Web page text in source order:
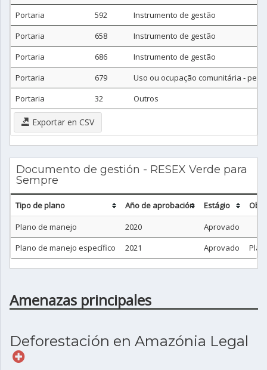
Portaria
592
Instrumento de gestão
Portaria
658
Instrumento de gestão
Portaria
686
Instrumento de gestão
Portaria
679
Uso ou ocupação comunitária -
Portaria
32 Outros
Exportar en CSV
Documento de gestión - RESEX Verde para
Sempre
Tipo de plano Año de aprobación Estágio
Plano de manejo
2020
Aprovado
Plano de manejo específico
2021 Aprovado
Amenazas principales
Deforestación en Amazónia Legal